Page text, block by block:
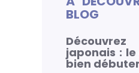
BLOG
japonais :
bien débuter